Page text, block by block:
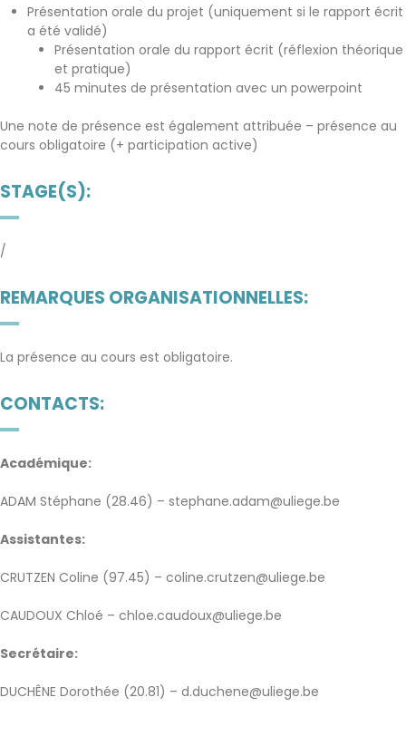
Présentation orale du projet (uniquement si le rapport écrit
a été validé)
Présentation orale du rapport écrit (réflexion théorique
et pratique)
45 minutes de présentation avec un powerpoint
Une note de présence est également attribuée – présence au
cours obligatoire (+ participation active)
STAGE(S):
/
REMARQUES ORGANISATIONNELLES:
La présence au cours est obligatoire.
CONTACTS:
Académique:
ADAM Stéphane (28.46) – stephane.adam@uliege.be
Assistantes:
CRUTZEN Coline (97.45) – coline.crutzen@uliege.be
CAUDOUX Chloé – chloe.caudoux@uliege.be
Secrétaire:
DUCHÊNE Dorothée (20.81) – d.duchene@uliege.be